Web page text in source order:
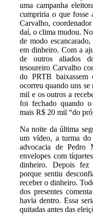
uma campanha
cumpriria o que fosse
Carvalho,
daí, o clima mudou.
de modo
em dinheiro. Com a
de outros aliados
tesoureiro Carvalho
do PRTB
ocorreu quando uns se
mil e os outros a
foi fechado quando
mais R$ 20 mil “do
Na noite da última
um vídeo, a turma
advocacia de Pedro
envelopes com
dinheiro. Depois fez
porque sentiu
receber o dinheiro.
dos presentes
havia dentro. Essa
quitadas antes das